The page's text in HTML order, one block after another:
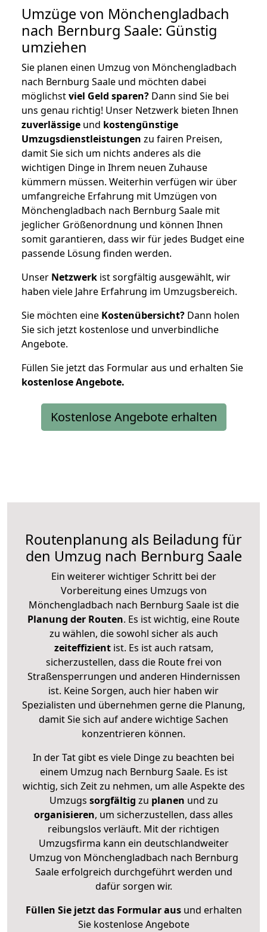
Umzüge von Mönchengladbach
nach Bernburg Saale: Günstig
umziehen
Sie planen einen Umzug von Mönchengladbach
nach Bernburg Saale und möchten dabei
möglichstviel Geld sparen? Dann sind Sie bei
uns genau richtig! Unser Netzwerk bieten Ihnen
zuverlässige und kostengünstige
Umzugsdienstleistungen zu fairen Preisen,
damit Sie sich um nichts anderes als die
wichtigen Dinge in Ihrem neuen Zuhause
kümmern müssen. Weiterhin verfügen wir über
umfangreiche Erfahrung mit Umzügen von
Mönchengladbach nach Bernburg Saale mit
jeglicher Größenordnung und können Ihnen
somit garantieren, dass wir für jedes Budget eine
passende Lösung finden werden.
Unser Netzwerk ist sorgfältig ausgewählt, wir
haben viele Jahre Erfahrung im Umzugsbereich.
Sie möchten eine Kostenübersicht? Dann holen
Sie sich jetzt kostenlose und unverbindliche
Angebote.
Füllen Sie jetzt das Formular aus und erhalten Sie
kostenloseAngebote.
Kostenlose Angebote erhalten
Routenplanung als Beiladung für
den Umzug nach Bernburg Saale
Ein weiterer wichtiger Schritt bei der
Vorbereitung eines Umzugs von
Mönchengladbach nach Bernburg Saale ist die
Planung der Routen. Es ist wichtig, eine Route
zu wählen, die sowohl sicher als auch
zeiteffizientist. Es ist auch ratsam,
sicherzustellen, dass die Route frei von
Straßensperrungen und anderen Hindernissen
ist. Keine Sorgen, auch hier haben wir
Spezialisten und übernehmen gerne die Planung,
damit Sie sich auf andere wichtige Sachen
konzentrieren können.
In der Tat gibt es viele Dinge zu beachten bei
einem Umzug nach Bernburg Saale. Es ist
wichtig, sich Zeit zu nehmen, um alle Aspekte des
Umzugs sorgfältig zu planen und zu
organisieren, um sicherzustellen, dass alles
reibungslos verläuft. Mit der richtigen
Umzugsfirma kann ein deutschlandweiter
Umzug von Mönchengladbach nach Bernburg
Saale erfolgreich durchgeführt werden und
dafür sorgen wir.
Füllen Sie jetzt das Formular ausund erhalten
Sie kostenlose Angebote